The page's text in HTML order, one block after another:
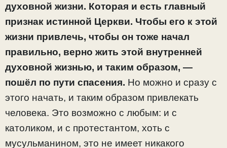
духовной жизни. Которая и есть главный
признак истинной Церкви. Чтобы его к этой
жизни привлечь, чтобы он тоже начал
правильно, верно жить этой внутренней
духовной жизнью, и таким образом, —
пошёл по пути спасения. Но можно и сразу с
этого начать, и таким образом привлекать
человека. Это возможно с любым: и с
католиком, и с протестантом, хоть с
мусульманином, это не имеет никакого